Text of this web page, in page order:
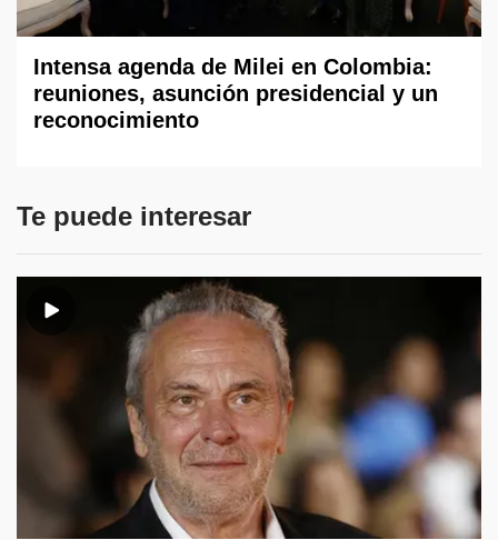
Intensa agenda de Milei en Colombia:
reuniones, asunción presidencial y un
reconocimiento
Te puede interesar